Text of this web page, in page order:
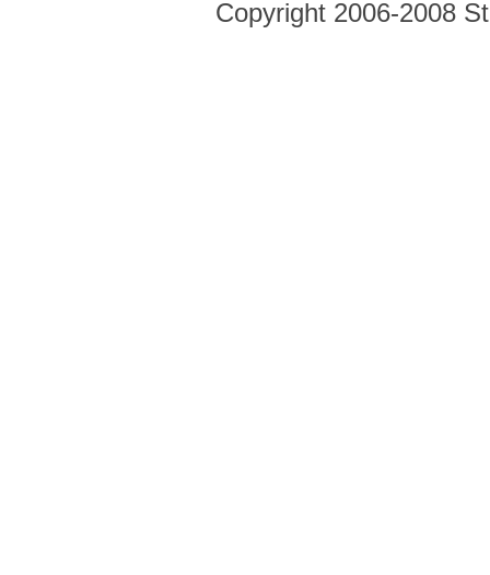
Copyright 2006-2008